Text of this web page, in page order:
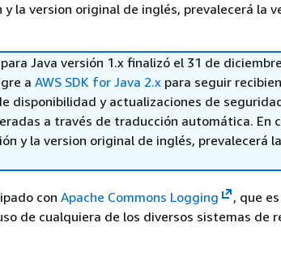
la version original de inglés, prevalecerá la
Java versión 1.x finalizó el 31 de
a AWS SDK for Java 2.x para seguir
disponibilidad y actualizaciones de
a través de traducción automática. En
y la version original de inglés, prevalecerá
con Apache Commons Logging
, que
de cualquiera de los diversos sistemas de